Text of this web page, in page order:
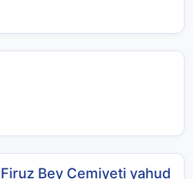
Bey Cemiyeti yahud